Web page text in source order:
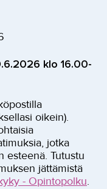
klo 16.00-
oikein).
jotka
esteenä. Tutustu
jättämistä
- Opintopolku.